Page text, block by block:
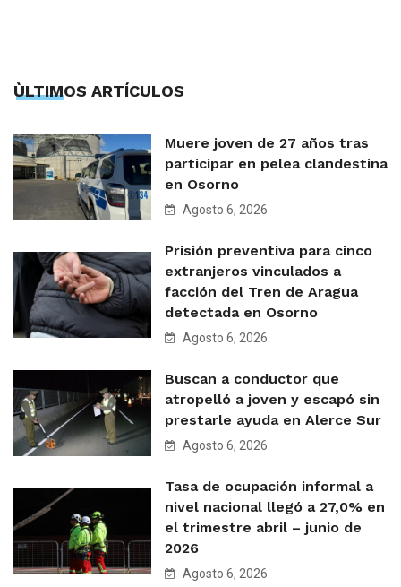
ÙLTIMOS ARTÍCULOS
Muere joven de 27 años tras
participar en pelea clandestina
en Osorno
Agosto 6, 2026
Prisión preventiva para cinco
extranjeros vinculados a
facción del Tren de Aragua
detectada en Osorno
Agosto 6, 2026
Buscan a conductor que
atropelló a joven y escapó sin
prestarle ayuda en Alerce Sur
Agosto 6, 2026
Tasa de ocupación informal a
nivel nacional llegó a 27,0% en
el trimestre abril – junio de
2026
Agosto 6, 2026